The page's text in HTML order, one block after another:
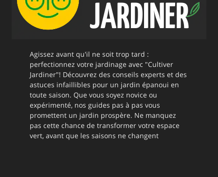
Agissez avant qu'il ne soit trop tard :
perfectionnez votre jardinage avec "Cultiver
Jardiner"! Découvrez des conseils experts et des
astuces infaillibles pour un jardin épanoui en
toute saison. Que vous soyez novice ou
expérimenté, nos guides pas à pas vous
promettent un jardin prospère. Ne manquez
pas cette chance de transformer votre espace
vert, avant que les saisons ne changent